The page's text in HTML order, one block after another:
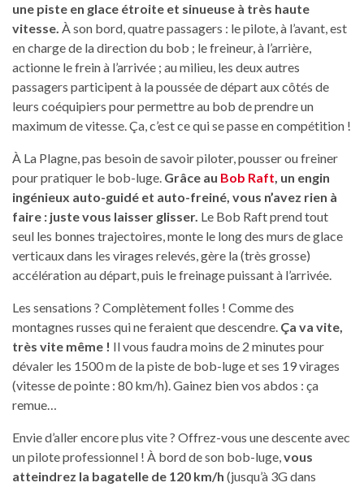
une piste en glace étroite et sinueuse à très haute
vitesse. À son bord, quatre passagers : le pilote, à l’avant, est
en charge de la direction du bob ; le freineur, à l’arrière,
actionne le frein à l’arrivée ; au milieu, les deux autres
passagers participent à la poussée de départ aux côtés de
leurs coéquipiers pour permettre au bob de prendre un
maximum de vitesse. Ça, c’est ce qui se passe en compétition !
À La Plagne, pas besoin de savoir piloter, pousser ou freiner
pour pratiquer le bob-luge. Grâce au Bob Raft, un engin
ingénieux auto-guidé et auto-freiné, vous n’avez rien à
faire : juste vous laisser glisser. Le Bob Raft prend tout
seul les bonnes trajectoires, monte le long des murs de glace
verticaux dans les virages relevés, gère la (très grosse)
accélération au départ, puis le freinage puissant à l’arrivée.
Les sensations ? Complètement folles ! Comme des
montagnes russes qui ne feraient que descendre. Ça va vite,
très vite même ! Il vous faudra moins de 2 minutes pour
dévaler les 1500 m de la piste de bob-luge et ses 19 virages
(vitesse de pointe : 80 km/h). Gainez bien vos abdos : ça
remue…
Envie d’aller encore plus vite ? Offrez-vous une descente avec
un pilote professionnel ! À bord de son bob-luge,vous
atteindrez la bagatelle de 120 km/h (jusqu’à 3G dans